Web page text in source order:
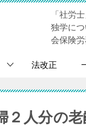
「社労
独学に
会保険
法改正
２人分の